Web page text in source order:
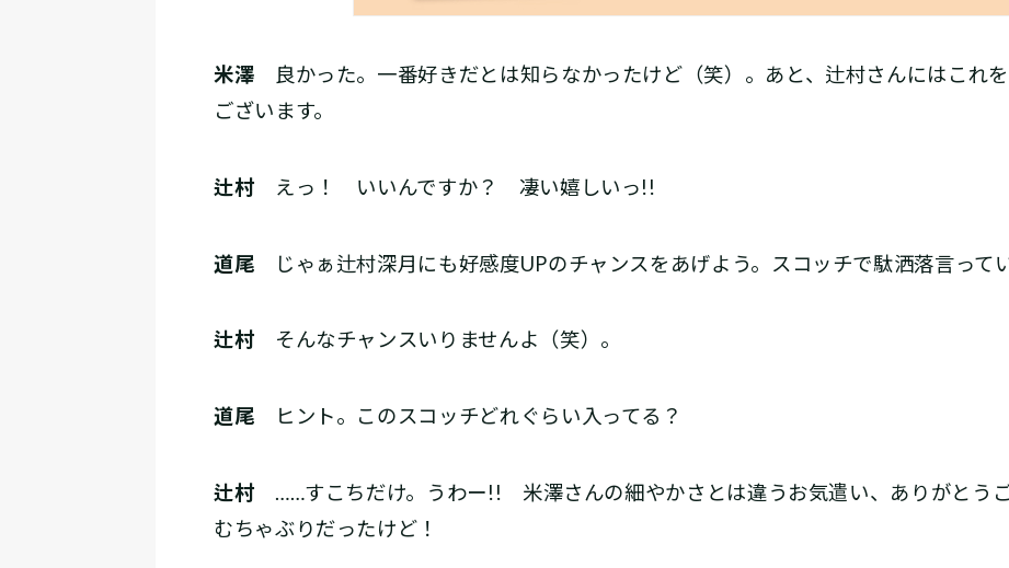
米澤 良かった。一番好きだとは知らなかったけど（笑）。あと、辻村さんにはこれ
ございます。
辻村 えっ！ いいんですか？ 凄い嬉しいっ!!
道尾 じゃぁ辻村深月にも好感度UPのチャンスをあげよう。スコッチで駄洒落言って
辻村 そんなチャンスいりませんよ（笑）。
道尾 ヒント。このスコッチどれぐらい入ってる？
辻村 ……すこちだけ。うわー!! 米澤さんの細やかさとは違うお気遣い、ありがとう
むちゃぶりだったけど！